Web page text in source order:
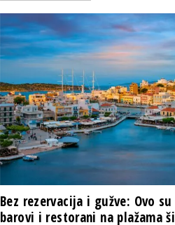
Bez rezervacija i gužve: Ovo
barovi i restorani na plažama